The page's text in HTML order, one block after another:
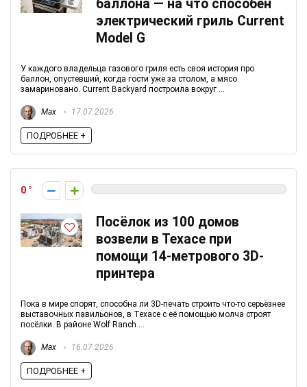
баллона — на что способен
электрический гриль Current
Model G
У каждого владельца газового гриля есть своя история про
баллон, опустевший, когда гости уже за столом, а мясо
замариновано. Current Backyard построила вокруг ...
Max 17.07.2026
ПОДРОБНЕЕ +
0
Посёлок из 100 домов
возвели в Техасе при
помощи 14-метрового 3D-
принтера
Пока в мире спорят, способна ли 3D-печать строить что-то серьёзнее
выставочных павильонов, в Техасе с её помощью молча строят
посёлки. В районе Wolf Ranch ...
Max 16.07.2026
ПОДРОБНЕЕ +